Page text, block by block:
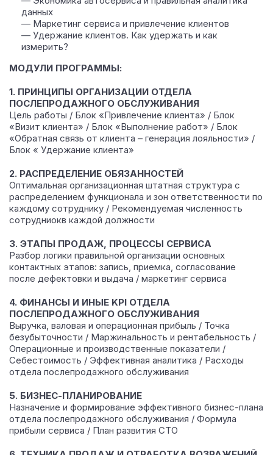
данных
— Маркетинг сервиса и привлечение клиентов
— Удержание клиентов. Как удержать и как
измерить?
МОДУЛИ ПРОГРАММЫ:
1. ПРИНЦИПЫ ОРГАНИЗАЦИИ ОТДЕЛА
ПОСЛЕПРОДАЖНОГО ОБСЛУЖИВАНИЯ
Цель работы / Блок «Привлечение клиента» / Блок
«Визит клиента» / Блок «Выполнение работ» / Блок
«Обратная связь от клиента – генерация лояльности» /
Блок « Удержание клиента»
2. РАСПРЕДЕЛЕНИЕ ОБЯЗАННОСТЕЙ
Оптимальная организационная штатная структура с
распределением функционала и зон ответственности по
каждому сотруднику / Рекомендуемая численность
сотрудниокв каждой должности
3. ЭТАПЫ ПРОДАЖ, ПРОЦЕССЫ СЕРВИСА
Разбор логики правильной организации основных
контактных этапов: запись, приемка, согласование
после дефектовки и выдача / маркетинг сервиса
4. ФИНАНСЫ И ИНЫЕ KPI ОТДЕЛА
ПОСЛЕПРОДАЖНОГО ОБСЛУЖИВАНИЯ
Выручка, валовая и операционная прибыль / Точка
безубыточности / Маржинальность и рентабельность /
Операционные и производственные показатели /
Себестоимость / Эффективная аналитика / Расходы
отдела послепродажного обслуживания
5. БИЗНЕС-ПЛАНИРОВАНИЕ
Назначение и формирование эффективного бизнес-плана
отдела послепродажного обслуживания / Формула
прибыли сервиса / План развития СТО